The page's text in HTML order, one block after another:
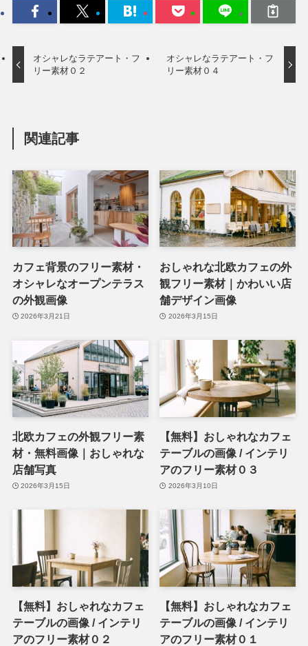
オシャレなラテアート・フ
リー素材０２
オシャレなラテアート・フ
リー素材０４
関連記事
カフェ背景のフリー素材・
オシャレなオープンテラス
の外観画像
2026年3月21日
おしゃれな北欧カフェの外
観フリー素材｜かわいい店
舗デザイン画像
2026年3月15日
北欧カフェの外観フリー素
材・無料画像｜おしゃれな
店舗写真
2026年3月15日
【無料】おしゃれなカフェ
テーブルの画像 / インテリ
アのフリー素材０３
2026年3月10日
【無料】おしゃれなカフェ
テーブルの画像 / インテリ
アのフリー素材０２
【無料】おしゃれなカフェ
テーブルの画像 / インテリ
アのフリー素材０１